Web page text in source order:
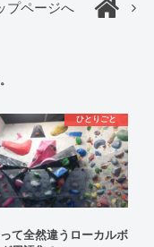
プページへ
ひとりごと
て全然違うローカルボ